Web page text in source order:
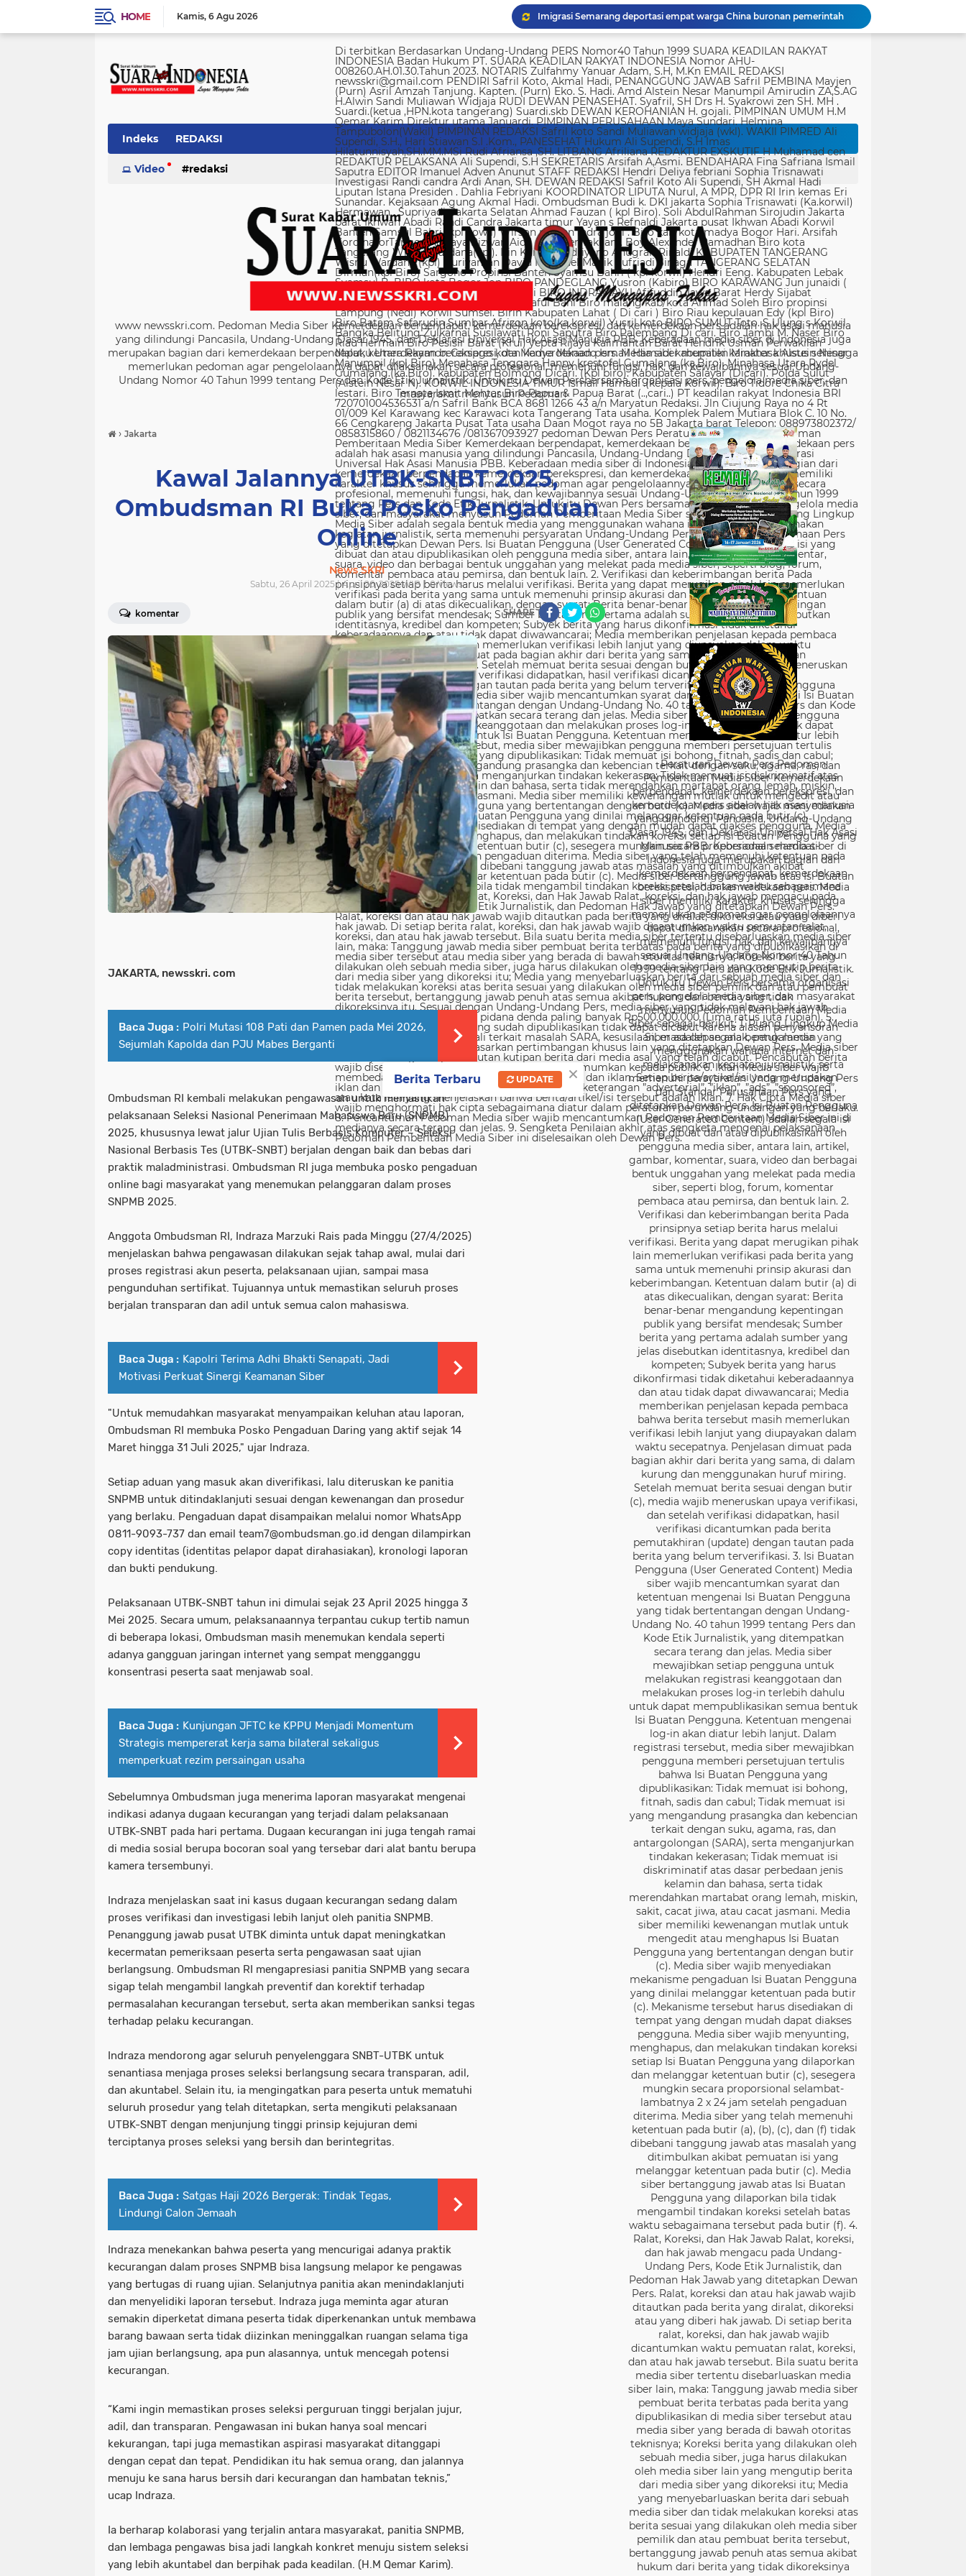
HOME Kamis 6 Agu 2026
Imigrasi Semarang deportasi empat warga China buronan pemerintah
KPK temukan 8.500 dolar Singapura di ruangan Kepala Kanim Jaksel
JTR Bertemu DPMPD Kab. Tangerang, Bahas Dugaan Nepotisme di Desa Buaran Bambu
Dari Terbengkalai Jadi Kebanggaan, Satgas TMMD Rehab Lapangan Bola Voli
Di terbitkan Berdasarkan Undang-Undang PERS Nomor40 Tahun 1999 SUARA KEADILAN RAKYAT INDONESIA Badan Hukum PT. SUARA KEADILAN RAKYAT INDONESIA Nomor AHU-008260.AH.01.30.Tahun 2023. NOTARIS Zulfahmy Yanuar Adam, S.H, M.Kn EMAIL REDAKSI newsskri@gmail.com PENDIRI Safril Koto, Akmal Hadi, PENANGGUNG JAWAB Safril PEMBINA Mayjen (Purn) Asril Amzah Tanjung. Kapten. (Purn) Eko. S. Hadi. Amd Alstein Nesar Manumpil Amirudin ZA,S.AG H.Alwin Sandi Muliawan Widjaja RUDI DEWAN PENASEHAT. Syafril, SH Drs H. Syakrowi zen SH. MH . Suardi.(ketua ,HPN.kota tangerang) Suardi.skb DEWAN KEROHANIAN H. gojali. PIMPINAN UMUM H.M Qemar Karim Direktur utama Januardi. PIMPINAN PERUSAHAAN Maya Sundari. Helmina Tampubolon(Wakil) PIMPINAN REDAKSI Safril koto Sandi Muliawan widjaja (wkl). WAKIl PIMRED Ali Supendi, S.H., Hari Stiawan S.I .Kom., PANESEHAT Hukum Ali Supendi, S.H Imas Hilatunnisyah,SH.MM.MSi Rudi Afriansa ,SH. LITBANG Afriliana REDAKTUR EXSKUTIF H Muhamad cen REDAKTUR PELAKSANA Ali Supendi, S.H SEKRETARIS Arsifah A,Asmi. BENDAHARA Fina Safriana Ismail Saputra EDITOR Imanuel Adven Anunut STAFF REDAKSI Hendri Deliya febriani Sophia Trisnawati Investigasi Randi candra Ardi Anan, SH. DEWAN REDAKSI Safril Koto Ali Supendi, SH Akmal Hadi Liputan Istana Presiden . Dahlia Febriyani KOORDINATOR LIPUTA Nurul, A MPR, DPR RI Irin kemas Eri Sunandar. Kejaksaan Agung Akmal Hadi. Ombudsman Budi k. DKI jakarta Sophia Trisnawati (Ka.korwil) Hermawan . Supriyadi. Jakarta Selatan Ahmad Fauzan ( kpl Biro). Soli AbdulRahman Sirojudin Jakarta barat Ikhwan Abadi Randi Candra Jakarta timur Yayan s Refnaldi Jakarta pusat Ikhwan Abadi Korwil Banten Samsul Bahri (kpl kowil) Wirson risman Indra joni . Biro kab/kota madya Bogor Hari. Arsifah KordinatorTangerang raya Rizwan Aidil ( kpl. Perwakilan). Boy Alexander Ramadhan Biro kota Tangerang Wisnu Wardana(kpl). Irin Kamas Andriyano Anugrah Rinaldi KABUPATEN TANGERANG Wisnu Wardana (kpl) Nuriyaman David Natanael Manik Sufriadi Sinaga TANGERANG SELATAN Dirman(kpl Biro) Sargono Propinsi Banten Syamsu Bahri ( kpl korwil) Hendri Eeng. Kabupaten Lebak Syamsul B. BIRO kota Bogor Jon BIRO PANDEGLANG Yusron (Kabiro) BIRO KARAWANG Jun junaidi ( kpl Biro) Ugi . BIRO KUNINGAN Nurhadi BIRO INDRAMAYU Afifuddin Jawa Barat Herdy Sijabat (kapowil). BIRO JAWA TIMUR Sofiyan Saful Bahi Biro malang kab/kota Ahmad Soleh Biro propinsi Lampung (Nedi) Korwil Sumsel. Birin Kabupaten Lahat ( Di cari ) Biro Riau kepulauan Edy (kpl Biro) Biro Batam Safarudin Sumbar Afrizon koto(ka korwil) Yusril koto BIRO SUMUT Toto. S Ulung s Korwil Bangka Belitung Zulkarnai Susilawati Roni Saputra Biro Palembang Di cari. Biro Jambi M. Naser Biro Riau Hermain Biro Pesisir Barat (Krui) yepta Rijaya Kalimantan Barat Hendrik Usman Perwakilan Maluku Utara Raymon Caniago kota Madya Manado Ismail Hamadi kabupaten Minahasa Alstein Nesar Manumpil (kpl Biro) Menahasa Tenggara Hanny krestofel Gumalang (ka.Biro). Minahasa Utara Rydel Gumalang.(ka.Biro). kabupaten Bolmong Dicari. (Kpl biro). Kabupaten Salayar (Dicari). Polda Sulut (Alstein Nesar N). KORWIL INDONESIA TIMUR Ismail Hamadi .(kepala Korwil). Biro Tidore Chika Citra lestari. Biro Ternate Ismit Mohtar Biro Papua & Papua Barat (..,cari..) PT keadilan rakyat Indonesia BRI 720701004536531 a/n Safril Bank BCA 8681 1266 43 a/n Maryatun Redaksi. Jln Ciujung Raya no 4 Rt 01/009 Kel Karawang kec Karawaci kota Tangerang Tata usaha. Komplek Palem Mutiara Blok C. 10 No. 66 Cengkareng Jakarta Pusat Tata usaha Daan Mogot raya no 5B Jakarta barat Telepon: 088973802372/ 0858315860 / 0821134676 /081367093927 pedoman Dewan Pers Peraturan Dewan Pers Pedoman Pemberitaan Media Siber Kemerdekaan berpendapat, kemerdekaan berekspresi, dan kemerdekaan pers adalah hak asasi manusia yang dilindungi Pancasila, Undang-Undang Dasar 1945, dan Deklarasi Universal Hak Asasi Manusia PBB. Keberadaan media siber di Indonesia juga merupakan bagian dari kemerdekaan berpendapat, kemerdekaan berekspresi, dan kemerdekaan pers. Media siber memiliki karakter khusus sehingga memerlukan pedoman agar pengelolaannya dapat dilaksanakan secara profesional, memenuhi fungsi, hak, dan kewajibannya sesuai Undang-Undang Nomor 40 Tahun 1999 tentang Pers dan Kode Etik Jurnalistik. Untuk itu Dewan Pers bersama organisasi pers, pengelola media siber, dan masyarakat menyusun Pedoman Pemberitaan Media Siber sebagai berikut: 1. Ruang Lingkup Media Siber adalah segala bentuk media yang menggunakan wahana internet dan melaksanakan kegiatan jurnalistik, serta memenuhi persyaratan Undang-Undang Pers dan Standar Perusahaan Pers yang ditetapkan Dewan Pers. Isi Buatan Pengguna (User Generated Content) adalah segala isi yang dibuat dan atau dipublikasikan oleh pengguna media siber, antara lain, artikel, gambar, komentar, suara, video dan berbagai bentuk unggahan yang melekat pada media siber, seperti blog, forum, komentar pembaca atau pemirsa, dan bentuk lain. 2. Verifikasi dan keberimbangan berita Pada prinsipnya setiap berita harus melalui verifikasi. Berita yang dapat merugikan pihak lain memerlukan verifikasi pada berita yang sama untuk memenuhi prinsip akurasi dan keberimbangan. Ketentuan dalam butir (a) di atas dikecualikan, dengan syarat: Berita benar-benar mengandung kepentingan publik yang bersifat mendesak; Sumber berita yang pertama adalah sumber yang jelas disebutkan identitasnya, kredibel dan kompeten; Subyek berita yang harus dikonfirmasi tidak diketahui keberadaannya dan atau tidak dapat diwawancarai; Media memberikan penjelasan kepada pembaca bahwa berita tersebut masih memerlukan verifikasi lebih lanjut yang diupayakan dalam waktu secepatnya. Penjelasan dimuat pada bagian akhir dari berita yang sama, di dalam kurung dan menggunakan huruf miring. Setelah memuat berita sesuai dengan butir (c), media wajib meneruskan upaya verifikasi, dan setelah verifikasi didapatkan, hasil verifikasi dicantumkan pada berita pemutakhiran (update) dengan tautan pada berita yang belum terverifikasi. 3. Isi Buatan Pengguna (User Generated Content) Media siber wajib mencantumkan syarat dan ketentuan mengenai Isi Buatan Pengguna yang tidak bertentangan dengan Undang-Undang No. 40 tahun 1999 tentang Pers dan Kode Etik Jurnalistik, yang ditempatkan secara terang dan jelas. Media siber mewajibkan setiap pengguna untuk melakukan registrasi keanggotaan dan melakukan proses log-in terlebih dahulu untuk dapat mempublikasikan semua bentuk Isi Buatan Pengguna. Ketentuan mengenai log-in akan diatur lebih lanjut. Dalam registrasi tersebut, media siber mewajibkan pengguna memberi persetujuan tertulis bahwa Isi Buatan Pengguna yang dipublikasikan: Tidak memuat isi bohong, fitnah, sadis dan cabul; Tidak memuat isi yang mengandung prasangka dan kebencian terkait dengan suku, agama, ras, dan antargolongan (SARA), serta menganjurkan tindakan kekerasan; Tidak memuat isi diskriminatif atas dasar perbedaan jenis kelamin dan bahasa, serta tidak merendahkan martabat orang lemah, miskin, sakit, cacat jiwa, atau cacat jasmani. Media siber memiliki kewenangan mutlak untuk mengedit atau menghapus Isi Buatan Pengguna yang bertentangan dengan butir (c). Media siber wajib menyediakan mekanisme pengaduan Isi Buatan Pengguna yang dinilai melanggar ketentuan pada butir (c). Mekanisme tersebut harus disediakan di tempat yang dengan mudah dapat diakses pengguna. Media siber wajib menyunting, menghapus, dan melakukan tindakan koreksi setiap Isi Buatan Pengguna yang dilaporkan dan melanggar ketentuan butir (c), sesegera mungkin secara proporsional selambat-lambatnya 2 x 24 jam setelah pengaduan diterima. Media siber yang telah memenuhi ketentuan pada butir (a), (b), (c), dan (f) tidak dibebani tanggung jawab atas masalah yang ditimbulkan akibat pemuatan isi yang melanggar ketentuan pada butir (c). Media siber bertanggung jawab atas Isi Buatan Pengguna yang dilaporkan bila tidak mengambil tindakan koreksi setelah batas waktu sebagaimana tersebut pada butir (f). 4. Ralat, Koreksi, dan Hak Jawab Ralat, koreksi, dan hak jawab mengacu pada Undang-Undang Pers, Kode Etik Jurnalistik, dan Pedoman Hak Jawab yang ditetapkan Dewan Pers. Ralat, koreksi dan atau hak jawab wajib ditautkan pada berita yang diralat, dikoreksi atau yang diberi hak jawab. Di setiap berita ralat, koreksi, dan hak jawab wajib dicantumkan waktu pemuatan ralat, koreksi, dan atau hak jawab tersebut. Bila suatu berita media siber tertentu disebarluaskan media siber lain, maka: Tanggung jawab media siber pembuat berita terbatas pada berita yang dipublikasikan di media siber tersebut atau media siber yang berada di bawah otoritas teknisnya; Koreksi berita yang dilakukan oleh sebuah media siber, juga harus dilakukan oleh media siber lain yang mengutip berita dari media siber yang dikoreksi itu; Media yang menyebarluaskan berita dari sebuah media siber dan tidak melakukan koreksi atas berita sesuai yang dilakukan oleh media siber pemilik dan atau pembuat berita tersebut, bertanggung jawab penuh atas semua akibat hukum dari berita yang tidak dikoreksinya itu. Sesuai dengan Undang-Undang Pers, media siber yang tidak melayani hak jawab dapat dijatuhi sanksi hukum pidana denda paling banyak Rp500.000.000 (Lima ratus juta rupiah). 5. Pencabutan Berita Berita yang sudah dipublikasikan tidak dapat dicabut karena alasan penyensoran dari pihak luar redaksi, kecuali terkait masalah SARA, kesusilaan, masa depan anak, pengalaman traumatik korban atau berdasarkan pertimbangan khusus lain yang ditetapkan Dewan Pers. Media siber lain wajib mengikuti pencabutan kutipan berita dari media asal yang telah dicabut. Pencabutan berita wajib disertai dengan alasan pencabutan dan diumumkan kepada publik. 6. Iklan Media siber wajib membedakan dengan tegas antara produk berita dan iklan. Setiap berita/artikel/isi yang merupakan iklan dan atau isi berbayar wajib mencantumkan keterangan ”advertorial”, ”iklan”, ”ads”, ”spons
Indeks REDAKSI
Video redaksi
www newsskri.com. Pedoman Media Siber Kemerdekaan berpendapat, kemerdekaan berekspresi, dan kemerdekaan pers adalah hak asasi manusia
yang dilindungi Pancasila, Undang-Undang Dasar 1945, dan Deklarasi Universal Hak Asasi Manusia PBB. Keberadaan media siber di Indonesia juga
merupakan bagian dari kemerdekaan berpendapat, kemerdekaan berekspresi, dan kemerdekaan pers. Media siber memiliki karakter khusus sehingga
memerlukan pedoman agar pengelolaannya dapat dilaksanakan secara profesional, memenuhi fungsi, hak, dan kewajibannya sesuai Undang-
Undang Nomor 40 Tahun 1999 tentang Pers dan Kode Etik Jurnalistik. Untuk itu Dewan Persbersama organisasi pers, pengelola media siber, dan
masyarakat menyusun Pedoman
› Jakarta
Kawal Jalannya UTBK-SNBT 2025,
Ombudsman RI Buka Posko Pengaduan
Online
News SKRI
Sabtu, 26 April 2025 | April 26, 2025 WIB | 0Views
komentar SHARE
JAKARTA, newsskri. com
Baca Juga : Polri Mutasi 108 Pati dan Pamen pada Mei 2026,
Sejumlah Kapolda dan PJU Mabes Berganti
Ombudsman RI kembali melakukan pengawasan untuk memastikan
pelaksanaan Seleksi Nasional Penerimaan Mahasiswa Baru (SNPMB)
2025, khususnya lewat jalur Ujian Tulis Berbasis Komputer – Seleksi
Nasional Berbasis Tes (UTBK-SNBT) berjalan dengan baik dan bebas dari
praktik maladministrasi. Ombudsman RI juga membuka posko pengaduan
online bagi masyarakat yang menemukan pelanggaran dalam proses
SNPMB 2025.
Anggota Ombudsman RI, Indraza Marzuki Rais pada Minggu (27/4/2025)
menjelaskan bahwa pengawasan dilakukan sejak tahap awal, mulai dari
proses registrasi akun peserta, pelaksanaan ujian, sampai masa
pengunduhan sertifikat. Tujuannya untuk memastikan seluruh proses
berjalan transparan dan adil untuk semua calon mahasiswa.
Baca Juga : Kapolri Terima Adhi Bhakti Senapati, Jadi
Motivasi Perkuat Sinergi Keamanan Siber
"Untuk memudahkan masyarakat menyampaikan keluhan atau laporan,
Ombudsman RI membuka Posko Pengaduan Daring yang aktif sejak 14
Maret hingga 31 Juli 2025," ujar Indraza.
Setiap aduan yang masuk akan diverifikasi, lalu diteruskan ke panitia
SNPMB untuk ditindaklanjuti sesuai dengan kewenangan dan prosedur
yang berlaku. Pengaduan dapat disampaikan melalui nomor WhatsApp
0811-9093-737 dan email team7@ombudsman.go.id dengan dilampirkan
copy identitas (identitas pelapor dapat dirahasiakan), kronologi laporan
dan bukti pendukung.
Pelaksanaan UTBK-SNBT tahun ini dimulai sejak 23 April 2025 hingga 3
Mei 2025. Secara umum, pelaksanaannya terpantau cukup tertib namun
di beberapa lokasi, Ombudsman masih menemukan kendala seperti
adanya gangguan jaringan internet yang sempat mengganggu
konsentrasi peserta saat menjawab soal.
Baca Juga : Kunjungan JFTC ke KPPU Menjadi Momentum
Strategis mempererat kerja sama bilateral sekaligus
memperkuat rezim persaingan usaha
Sebelumnya Ombudsman juga menerima laporan masyarakat mengenai
indikasi adanya dugaan kecurangan yang terjadi dalam pelaksanaan
UTBK-SNBT pada hari pertama. Dugaan kecurangan ini juga tengah ramai
di media sosial berupa bocoran soal yang tersebar dari alat bantu berupa
kamera tersembunyi.
Indraza menjelaskan saat ini kasus dugaan kecurangan sedang dalam
proses verifikasi dan investigasi lebih lanjut oleh panitia SNPMB.
Penanggung jawab pusat UTBK diminta untuk dapat meningkatkan
kecermatan pemeriksaan peserta serta pengawasan saat ujian
berlangsung. Ombudsman RI mengapresiasi panitia SNPMB yang secara
sigap telah mengambil langkah preventif dan korektif terhadap
permasalahan kecurangan tersebut, serta akan memberikan sanksi tegas
terhadap pelaku kecurangan.
Indraza mendorong agar seluruh penyelenggara SNBT-UTBK untuk
senantiasa menjaga proses seleksi berlangsung secara transparan, adil,
dan akuntabel. Selain itu, ia mengingatkan para peserta untuk mematuhi
seluruh prosedur yang telah ditetapkan, serta mengikuti pelaksanaan
UTBK-SNBT dengan menjunjung tinggi prinsip kejujuran demi
terciptanya proses seleksi yang bersih dan berintegritas.
Baca Juga : Satgas Haji 2026 Bergerak: Tindak Tegas,
Lindungi Calon Jemaah
Indraza menekankan bahwa peserta yang mencurigai adanya praktik
kecurangan dalam proses SNPMB bisa langsung melapor ke pengawas
yang bertugas di ruang ujian. Selanjutnya panitia akan menindaklanjuti
dan menyelidiki laporan tersebut. Indraza juga meminta agar aturan
semakin diperketat dimana peserta tidak diperkenankan untuk membawa
barang bawaan serta tidak diizinkan meninggalkan ruangan selama tiga
jam ujian berlangsung, apa pun alasannya, untuk mencegah potensi
kecurangan.
“Kami ingin memastikan proses seleksi perguruan tinggi berjalan jujur,
adil, dan transparan. Pengawasan ini bukan hanya soal mencari
kekurangan, tapi juga memastikan aspirasi masyarakat ditanggapi
dengan cepat dan tepat. Pendidikan itu hak semua orang, dan jalannya
menuju ke sana harus bersih dari kecurangan dan hambatan teknis,”
ucap Indraza.
Ia berharap kolaborasi yang terjalin antara masyarakat, panitia SNPMB,
dan lembaga pengawas bisa jadi langkah konkret menuju sistem seleksi
yang lebih akuntabel dan berpihak pada keadilan. (H.M Qemar Karim).
Peraturan Dewan Pers Pedoman
Pemberitaan Media Siber Kemerdekaan
berpendapat, kemerdekaan berekspresi, dan
kemerdekaan pers adalah hak asasi manusia
yang dilindungi Pancasila, Undang-Undang
Dasar 1945, dan Deklarasi Universal Hak Asasi
Manusia PBB. Keberadaan media siber di
Indonesia juga merupakan bagian dari
kemerdekaan berpendapat, kemerdekaan
berekspresi, dan kemerdekaan pers. Media
siber memiliki karakter khusus sehingga
memerlukan pedoman agar pengelolaannya
dapat dilaksanakan secara profesional,
memenuhi fungsi, hak, dan kewajibannya
sesuai Undang-Undang Nomor 40 Tahun
1999 tentang Pers dan Kode Etik Jurnalistik.
Untuk itu Dewan Pers bersama organisasi
pers, pengelola media siber, dan masyarakat
menyusun Pedoman Pemberitaan Media
Siber sebagai berikut: 1. Ruang Lingkup Media
Siber adalah segala bentuk media yang
menggunakan wahana internet dan
melaksanakan kegiatan jurnalistik, serta
memenuhi persyaratan Undang-Undang Pers
dan Standar Perusahaan Pers yang
ditetapkan Dewan Pers. Isi Buatan Pengguna
(User Generated Content) adalah segala isi
yang dibuat dan atau dipublikasikan oleh
pengguna media siber, antara lain, artikel,
gambar, komentar, suara, video dan berbagai
bentuk unggahan yang melekat pada media
siber, seperti blog, forum, komentar
pembaca atau pemirsa, dan bentuk lain. 2.
Verifikasi dan keberimbangan berita Pada
prinsipnya setiap berita harus melalui
verifikasi. Berita yang dapat merugikan pihak
lain memerlukan verifikasi pada berita yang
sama untuk memenuhi prinsip akurasi dan
keberimbangan. Ketentuan dalam butir (a) di
atas dikecualikan, dengan syarat: Berita
benar-benar mengandung kepentingan
publik yang bersifat mendesak; Sumber
berita yang pertama adalah sumber yang
jelas disebutkan identitasnya, kredibel dan
kompeten; Subyek berita yang harus
dikonfirmasi tidak diketahui keberadaannya
dan atau tidak dapat diwawancarai; Media
memberikan penjelasan kepada pembaca
bahwa berita tersebut masih memerlukan
verifikasi lebih lanjut yang diupayakan dalam
waktu secepatnya. Penjelasan dimuat pada
bagian akhir dari berita yang sama, di dalam
kurung dan menggunakan huruf miring.
Setelah memuat berita sesuai dengan butir
(c), media wajib meneruskan upaya verifikasi,
dan setelah verifikasi didapatkan, hasil
verifikasi dicantumkan pada berita
pemutakhiran (update) dengan tautan pada
berita yang belum terverifikasi. 3. Isi Buatan
Pengguna (User Generated Content) Media
siber wajib mencantumkan syarat dan
ketentuan mengenai Isi Buatan Pengguna
yang tidak bertentangan dengan Undang-
Undang No. 40 tahun 1999 tentang Pers dan
Kode Etik Jurnalistik, yang ditempatkan
secara terang dan jelas. Media siber
mewajibkan setiap pengguna untuk
melakukan registrasi keanggotaan dan
melakukan proses log-in terlebih dahulu
untuk dapat mempublikasikan semua bentuk
Isi Buatan Pengguna. Ketentuan mengenai
log-in akan diatur lebih lanjut. Dalam
registrasi tersebut, media siber mewajibkan
pengguna memberi persetujuan tertulis
bahwa Isi Buatan Pengguna yang
dipublikasikan: Tidak memuat isi bohong,
fitnah, sadis dan cabul; Tidak memuat isi
yang mengandung prasangka dan kebencian
terkait dengan suku, agama, ras, dan
antargolongan (SARA), serta menganjurkan
tindakan kekerasan; Tidak memuat isi
diskriminatif atas dasar perbedaan jenis
kelamin dan bahasa, serta tidak
merendahkan martabat orang lemah, miskin,
sakit, cacat jiwa, atau cacat jasmani. Media
siber memiliki kewenangan mutlak untuk
mengedit atau menghapus Isi Buatan
Pengguna yang bertentangan dengan butir
(c). Media siber wajib menyediakan
mekanisme pengaduan Isi Buatan Pengguna
yang dinilai melanggar ketentuan pada butir
(c). Mekanisme tersebut harus disediakan di
tempat yang dengan mudah dapat diakses
pengguna. Media siber wajib menyunting,
menghapus, dan melakukan tindakan koreksi
setiap Isi Buatan Pengguna yang dilaporkan
dan melanggar ketentuan butir (c), sesegera
mungkin secara proporsional selambat-
lambatnya 2 x 24 jam setelah pengaduan
diterima. Media siber yang telah memenuhi
ketentuan pada butir (a), (b), (c), dan (f) tidak
dibebani tanggung jawab atas masalah yang
ditimbulkan akibat pemuatan isi yang
melanggar ketentuan pada butir (c). Media
siber bertanggung jawab atas Isi Buatan
Pengguna yang dilaporkan bila tidak
mengambil tindakan koreksi setelah batas
waktu sebagaimana tersebut pada butir (f). 4.
Ralat, Koreksi, dan Hak Jawab Ralat, koreksi,
dan hak jawab mengacu pada Undang-
Undang Pers, Kode Etik Jurnalistik, dan
Pedoman Hak Jawab yang ditetapkan Dewan
Pers. Ralat, koreksi dan atau hak jawab wajib
ditautkan pada berita yang diralat, dikoreksi
atau yang diberi hak jawab. Di setiap berita
ralat, koreksi, dan hak jawab wajib
dicantumkan waktu pemuatan ralat, koreksi,
dan atau hak jawab tersebut. Bila suatu berita
media siber tertentu disebarluaskan media
siber lain, maka: Tanggung jawab media siber
pembuat berita terbatas pada berita yang
dipublikasikan di media siber tersebut atau
media siber yang berada di bawah otoritas
teknisnya; Koreksi berita yang dilakukan oleh
sebuah media siber, juga harus dilakukan
oleh media siber lain yang mengutip berita
dari media siber yang dikoreksi itu; Media
yang menyebarluaskan berita dari sebuah
media siber dan tidak melakukan koreksi atas
berita sesuai yang dilakukan oleh media siber
pemilik dan atau pembuat berita tersebut,
bertanggung jawab penuh atas semua akibat
hukum dari berita yang tidak dikoreksinya
×
Berita Terbaru UPDATE